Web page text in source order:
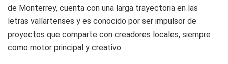
de Monterrey, cuenta con una larga trayectoria en las
letras vallartenses y es conocido por ser impulsor de
proyectos que comparte con creadores locales, siempre
como motor principal y creativo.